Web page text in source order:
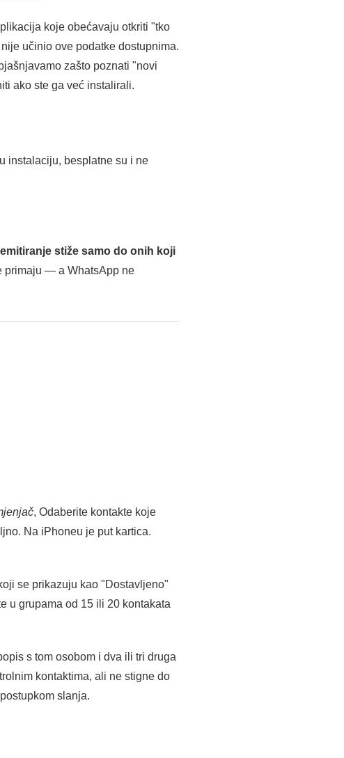
koje obećavaju otkriti "tko
učinio ove podatke dostupnima.
zašto poznati "novi
ako ste ga već instalirali.
instalaciju, besplatne su i ne
stiže samo do onih koji
primaju — a WhatsApp ne
, Odaberite kontakte koje
Na iPhoneu je put kartica.
se prikazuju kao "Dostavljeno"
u grupama od 15 ili 20 kontakata
s tom osobom i dva ili tri druga
kontaktima, ali ne stigne do
slanja.